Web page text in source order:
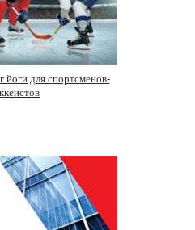
йоги для спортсменов-